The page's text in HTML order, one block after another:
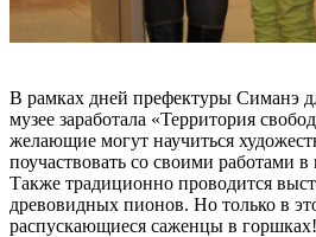
В рамках дней префектуры Симанэ
музее заработала «Территория
желающие могут научиться
поучаствовать со своими работами в
Также традиционно проводится
древовидных пионов. Но только в
распускающиеся саженцы в горшках!